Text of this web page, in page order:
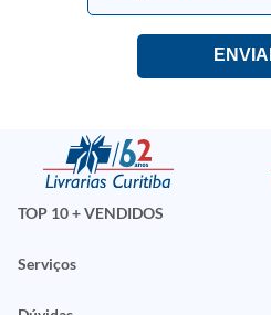
TOP 10 + VENDIDOS
Serviços